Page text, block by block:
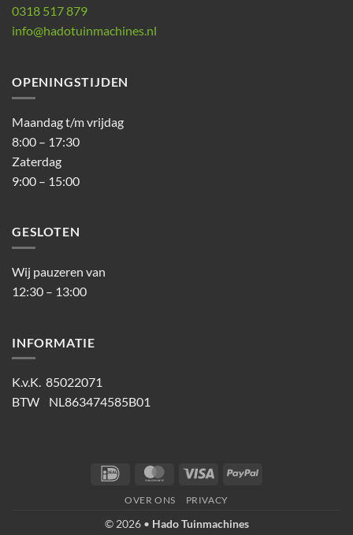
0318 517 879
info@hadotuinmachines.nl
OPENINGSTIJDEN
Maandag t/m vrijdag
8:00 – 17:30
Zaterdag
9:00 – 15:00
GESLOTEN
Wij pauzeren van
12:30 – 13:00
INFORMATIE
K.v.K. 85022071
BTW NL863474585B01
IDeal MasterCard
Visa PayPal
OVER ONS PRIVACY
© 2026 • Hado Tuinmachines